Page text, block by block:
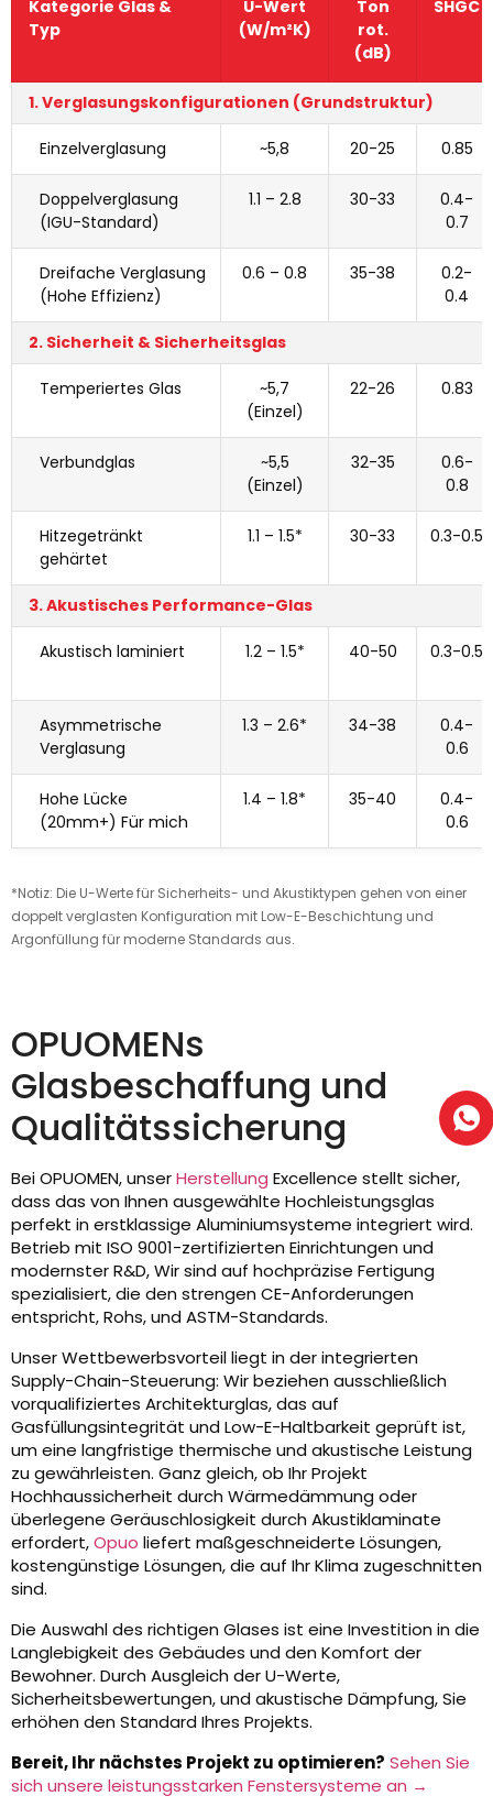
Kategorie Glas &
Typ
U-Wert
(W/m²K)
Ton
rot.
(dB)
SHGC
1. Verglasungskonfigurationen (Grundstruktur)
Einzelverglasung ~5,8 20-25 0.85
Doppelverglasung
(IGU-Standard)
1.1 – 2.8 30-33
0.4-
0.7
Dreifache Verglasung
(Hohe Effizienz)
0.6 – 0.8 35-38
0.2-
0.4
2. Sicherheit & Sicherheitsglas
Temperiertes Glas
~5,7
(Einzel)
22-26 0.83
Verbundglas
~5,5
(Einzel)
32-35
0.6-
0.8
Hitzegetränkt
gehärtet
1.1 – 1.5* 30-33 0.3-0.5
3. Akustisches Performance-Glas
Akustisch laminiert 1.2 – 1.5* 40-50 0.3-0.5
Asymmetrische
Verglasung
1.3 – 2.6* 34-38
0.4-
0.6
Hohe Lücke
(20mm+) Für mich
1.4 – 1.8* 35-40
0.4-
0.6
*Notiz: Die U-Werte für Sicherheits- und Akustiktypen gehen von einer
doppelt verglasten Konfiguration mit Low-E-Beschichtung und
Argonfüllung für moderne Standards aus.
OPUOMENs
Glasbeschaffung und
Qualitätssicherung
Bei OPUOMEN, unserHerstellung Excellence stellt sicher,
dass das von Ihnen ausgewählte Hochleistungsglas
perfekt in erstklassige Aluminiumsysteme integriert wird.
Betrieb mit ISO 9001-zertifizierten Einrichtungen und
modernster R&D, Wir sind auf hochpräzise Fertigung
spezialisiert, die den strengen CE-Anforderungen
entspricht, Rohs, und ASTM-Standards.
Unser Wettbewerbsvorteil liegt in der integrierten
Supply-Chain-Steuerung: Wir beziehen ausschließlich
vorqualifiziertes Architekturglas, das auf
Gasfüllungsintegrität und Low-E-Haltbarkeit geprüft ist,
um eine langfristige thermische und akustische Leistung
zu gewährleisten. Ganz gleich, ob Ihr Projekt
Hochhaussicherheit durch Wärmedämmung oder
überlegene Geräuschlosigkeit durch Akustiklaminate
erfordert,Opuo liefert maßgeschneiderte Lösungen,
kostengünstige Lösungen, die auf Ihr Klima zugeschnitten
sind.
Die Auswahl des richtigen Glases ist eine Investition in die
Langlebigkeit des Gebäudes und den Komfort der
Bewohner. Durch Ausgleich der U-Werte,
Sicherheitsbewertungen, und akustische Dämpfung, Sie
erhöhen den Standard Ihres Projekts.
Bereit, Ihr nächstes Projekt zu optimieren? Sehen Sie
sich unsere leistungsstarken Fenstersysteme an →